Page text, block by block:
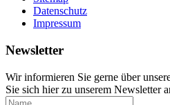
Datenschutz
Impressum
Newsletter
Wir informieren Sie gerne über
Sie sich hier zu unserem Newsletter